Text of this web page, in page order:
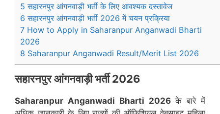
5 सहारनपुर आंगनवाड़ी भर्ती के लिए आवश्यक दस्तावेज
6 सहारनपुर आंगनवाड़ी भर्ती 2026 में चयन प्रक्रिया
7 How to Apply in Saharanpur Anganwadi Bharti
2026
8 Saharanpur Anganwadi Result/Merit List 2026
सहारनपुरआंगनवाड़ी भर्ती 2026
Saharanpur Anganwadi Bharti 2026के बारे में